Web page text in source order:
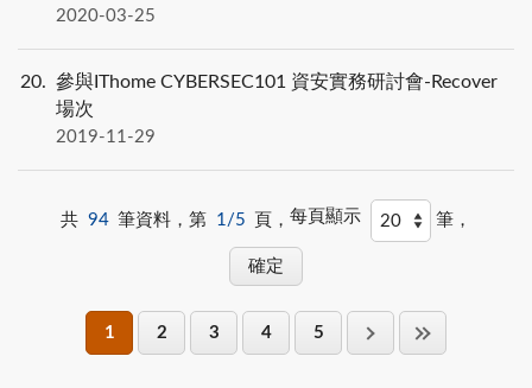
2020-03-25
20
參與IThome CYBERSEC101 資安實務研討會-Recover
場次
2019-11-29
共 94 筆資料，第 1/5 頁， 每頁顯示 筆，
1 2 3 4 5